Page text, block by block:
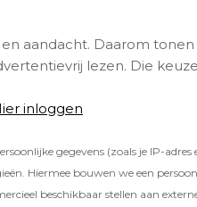
aandacht. Daarom tonen
lezen. Die
inloggen
gegevens (zoals je IP-adres
Hiermee bouwen we een
beschikbaar stellen aan
De man die mij
eigen kind ben’,